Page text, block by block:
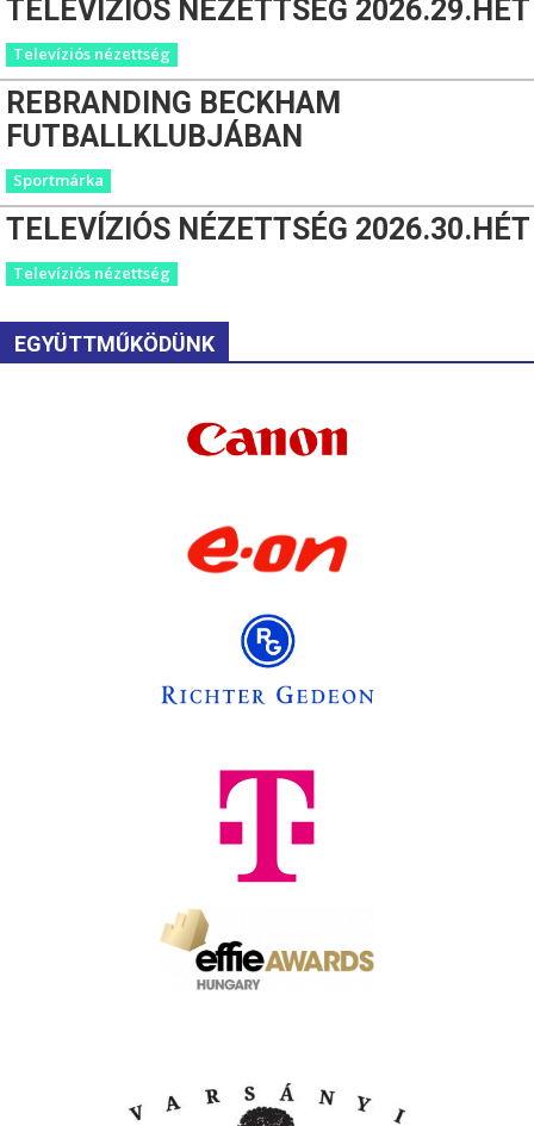
TELEVÍZIÓS NÉZETTSÉG 2026.29.HÉT
Televíziós nézettség
REBRANDING BECKHAM
FUTBALLKLUBJÁBAN
Sportmárka
TELEVÍZIÓS NÉZETTSÉG 2026.30.HÉT
Televíziós nézettség
EGYÜTTMŰKÖDÜNK